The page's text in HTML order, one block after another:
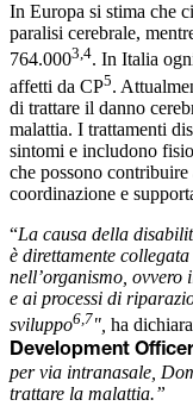
In Europa si stima che
paralisi cerebrale,
764.0003,4. In Italia
affetti da CP5.
di trattare il danno
malattia. I trattamenti
sintomi e includono
che possono
coordinazione e
“La causa della
è direttamente
nell’organismo, ovvero
e ai processi di
sviluppo6,7", ha
Development
per via intranasale,
trattare la malattia.”